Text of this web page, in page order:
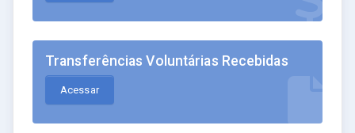
Transferências Voluntárias Recebidas
Acessar